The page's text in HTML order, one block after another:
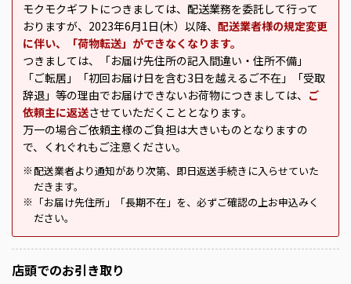
モクモクギフトにつきましては、配送業務を委託して行って
おりますが、2023年6月1日(木）以降、 配送業者様の規定変更
に伴い、「荷物転送」ができなくなります。
つきましては、「お届け先住所の記入間違い・住所不備」
「ご転居」「初回お届け日を含む3日を越えるご不在」「受取
辞退」等の理由でお届けできないお荷物につきましては、 ご
依頼主に返送させていただくこととなります。
万一の場合ご依頼主様のご負担は大きいものとなりますの
で、くれぐれもご注意ください。
※ 配送業者より通知があり次第、即日返送手続きに入らせていた
だきます。
※
「お届け先住所」「長期不在」を、必ずご確認の上お申込みく
ださい。
店頭でのお引き取り